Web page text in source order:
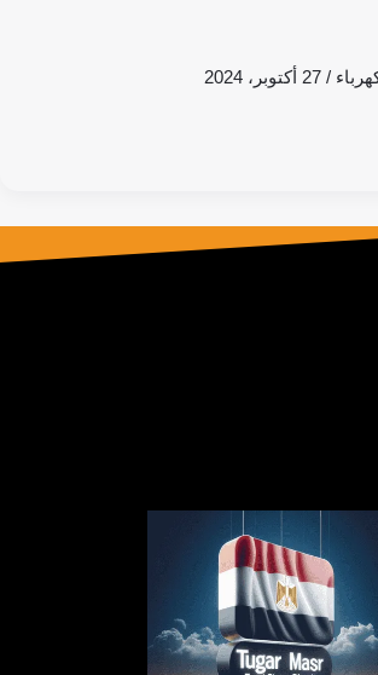
/27 أكتوبر، 2024